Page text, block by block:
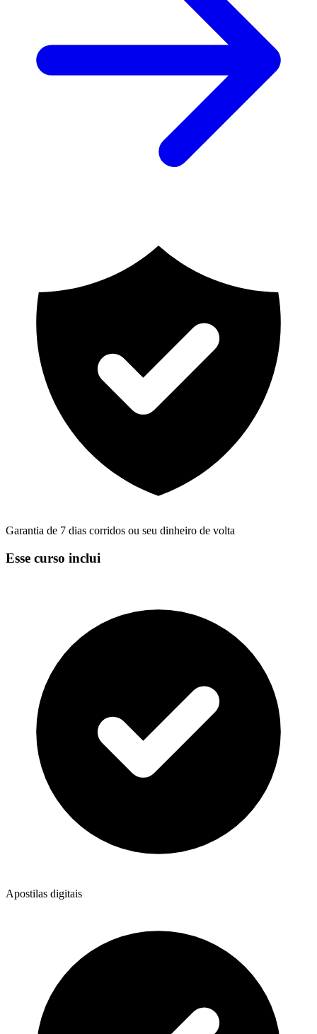
Garantia de 7 dias corridos ou seu dinheiro de volta
Esse curso inclui
Apostilas digitais